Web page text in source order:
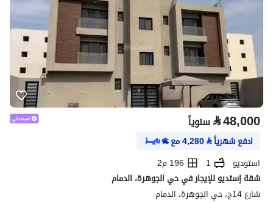
⃁48,000 سنوياً
ادفع شهرياً⃁
4,280مع
استوديو
1
196 م2
شقة إستديو للإيجار في حي الجوهرة، الدمام
شارع 14ج، حي الجوهرة، الدمام